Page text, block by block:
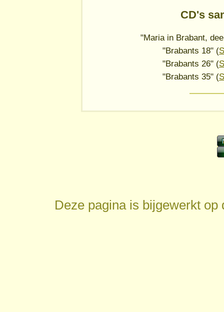
CD's
"Maria in Brabant,
"Brabants 18" (
"Brabants 26" (
"Brabants 35" (
Deze pagina is bijgewerkt op